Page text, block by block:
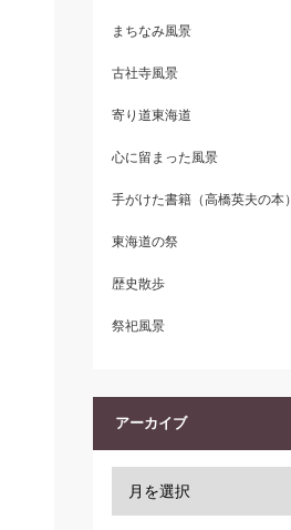
まちなみ風景
古社寺風景
寄り道東海道
心に留まった風景
手がけた書籍（高橋英夫の本）
東海道の祭
歴史散歩
祭祀風景
アーカイブ